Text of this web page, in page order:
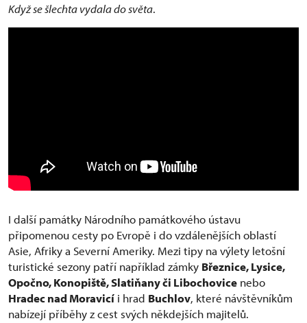
Když se šlechta vydala do světa.
I další památky Národního památkového ústavu
připomenou cesty po Evropě i do vzdálenějších oblastí
Asie, Afriky a Severní Ameriky. Mezi tipy na výlety letošní
turistické sezony patří například zámky Březnice, Lysice,
Opočno, Konopiště, Slatiňany či Libochovice nebo
Hradec nad Moravicí i hrad Buchlov, které návštěvníkům
nabízejí příběhy z cest svých někdejších majitelů.